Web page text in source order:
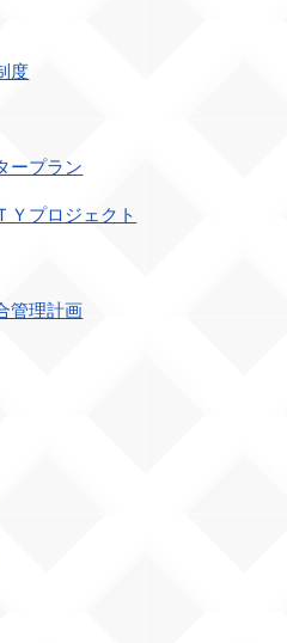
度
ープラン
Ｙプロジェクト
管理計画